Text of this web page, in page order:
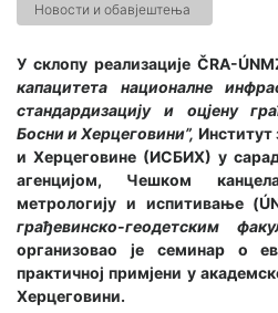
Новости и обавјештења
У склопу реализације ČRA-
капацитета националне
стандардизацију и оцјену
Босни и Херцеговини”, Институт
и Херцеговине (ИСБИХ) у
агенцијом, Чешком
метрологију и испитивање
грађевинско-геодетским
организовао је семинар о
практичној примјени у
Херцеговини.